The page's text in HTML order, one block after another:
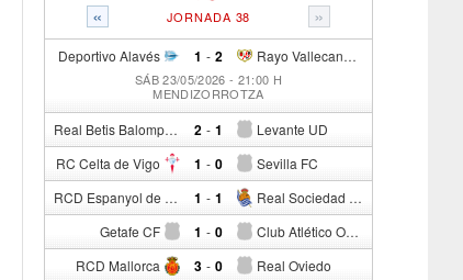
« »
JORNADA 38
Deportivo Alavés 1 - Rayo Vallecano de Madrid
2
SÁB 23/05/2026 - 21:00 H
MENDIZORROTZA
Real Betis Balompié 2 - Levante UD
1
RC Celta de Vigo 1 - Sevilla FC
0
RCD Espanyol de Barcelona 1 - Real Sociedad de Fútbol
1
Getafe CF 1 - Club Atlético Osasuna
0
RCD Mallorca 3 - Real Oviedo
0